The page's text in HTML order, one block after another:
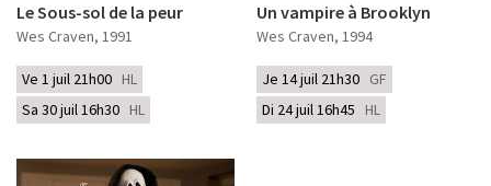
Le Sous-sol de la peur
Wes Craven, 1991
Ve 1 juil 21h00 HL
Sa 30 juil 16h30 HL
Un vampire à Brooklyn
Wes Craven, 1994
Je 14 juil 21h30 GF
Di 24 juil 16h45 HL